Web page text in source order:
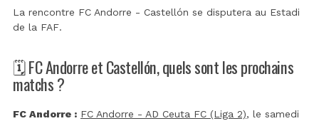
La rencontre FC Andorre - Castellón se disputera au Estadi
de la FAF.
🗓️ FC Andorre et Castellón, quels sont les prochains
matchs ?
FC Andorre : FC Andorre - AD Ceuta FC (Liga 2), le samedi